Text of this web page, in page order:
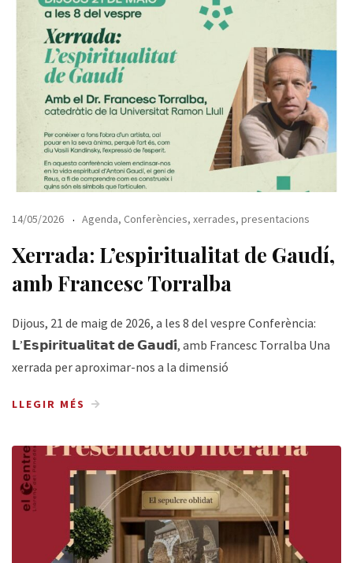
14/05/2026 Agenda, Conferències, xerrades, presentacions
Xerrada: L’espiritualitat de Gaudí,
amb Francesc Torralba
Dijous, 21 de maig de 2026, a les 8 del vespre Conferència:
𝗟’𝗘𝘀𝗽𝗶𝗿𝗶𝘁𝘂𝗮𝗹𝗶𝘁𝗮𝘁 𝗱𝗲 𝗚𝗮𝘂𝗱𝗶́, amb Francesc Torralba Una
xerrada per aproximar-nos a la dimensió
LLEGIR MÉS